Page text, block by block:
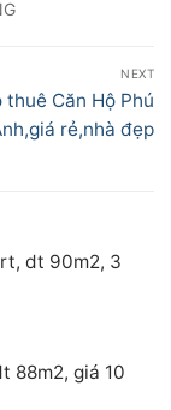
NEXT
thuê Căn Hộ Phú
rẻ,nhà đẹp
dt 90m2, 3
88m2, giá 10